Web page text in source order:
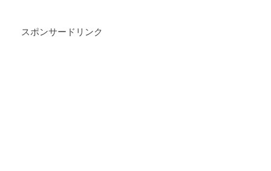
スポンサードリンク